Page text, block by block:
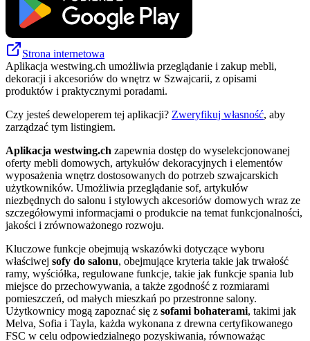
Strona internetowa
Aplikacja westwing.ch umożliwia przeglądanie i zakup mebli,
dekoracji i akcesoriów do wnętrz w Szwajcarii, z opisami
produktów i praktycznymi poradami.
Czy jesteś deweloperem tej aplikacji? Zweryfikuj własność, aby
zarządzać tym listingiem.
Aplikacja westwing.ch zapewnia dostęp do wyselekcjonowanej
oferty mebli domowych, artykułów dekoracyjnych i elementów
wyposażenia wnętrz dostosowanych do potrzeb szwajcarskich
użytkowników. Umożliwia przeglądanie sof, artykułów
niezbędnych do salonu i stylowych akcesoriów domowych wraz ze
szczegółowymi informacjami o produkcie na temat funkcjonalności,
jakości i zrównoważonego rozwoju.
Kluczowe funkcje obejmują wskazówki dotyczące wyboru
właściwej sofy do salonu, obejmujące kryteria takie jak trwałość
ramy, wyściółka, regulowane funkcje, takie jak funkcje spania lub
miejsce do przechowywania, a także zgodność z rozmiarami
pomieszczeń, od małych mieszkań po przestronne salony.
Użytkownicy mogą zapoznać się z sofami bohaterami, takimi jak
Melva, Sofia i Tayla, każda wykonana z drewna certyfikowanego
FSC w celu odpowiedzialnego pozyskiwania, równoważąc